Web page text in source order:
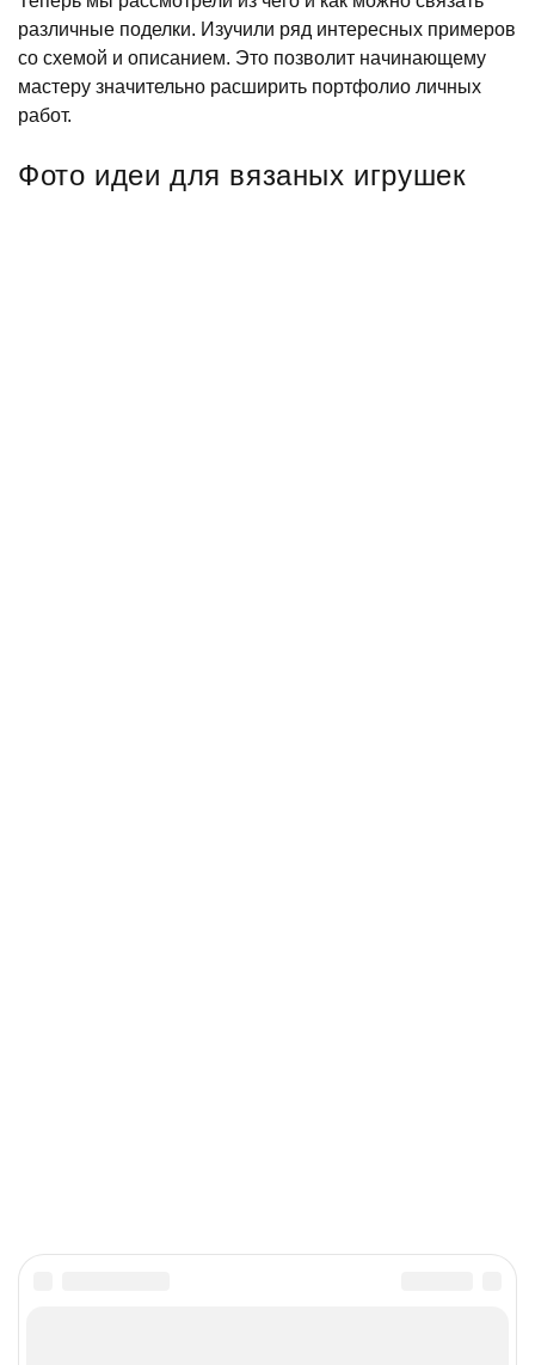
различные поделки. Изучили ряд интересных примеров
со схемой и описанием. Это позволит начинающему
мастеру значительно расширить портфолио личных
работ.
Фото идеи для вязаных игрушек